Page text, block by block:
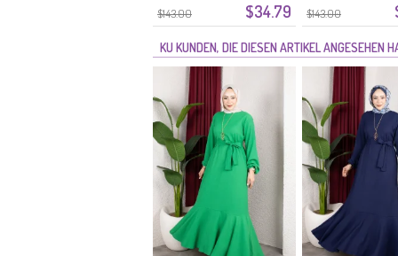
$143.00 $34.79
Gürtel Farbe: Schwarz
Modell 0911-11
$143.00
Gürtel Farbe: Ecru
0911-10
KU KUNDEN, DIE DIESEN ARTIKEL ANGESEHEN